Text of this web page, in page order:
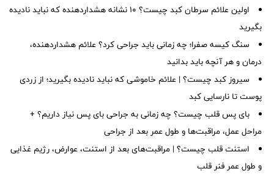
اولین علائم سرطان کبد چیست؟ ۱۰ نشانه هشداردهنده که نباید نادیده
بگیرید
سنگ کیسه صفرا؛ چه زمانی باید جراحی کرد؟ علائم هشداردهنده،
درمان و هر آنچه باید بدانید
سیروز کبد چیست؟ | علائم خاموشی که نباید نادیده بگیرید؛ از زردی
پوست تا نارسایی کبد
بای پس قلب چیست؟ چه زمانی به جراحی بای پس نیاز داریم؟ +
مراحل عمل، مراقبت‌ها و طول عمر بعد از جراحی
استنت قلب چیست؟ | مراقبت‌های بعد از استنت، عوارض، رژیم غذایی
و طول عمر فنر قلب